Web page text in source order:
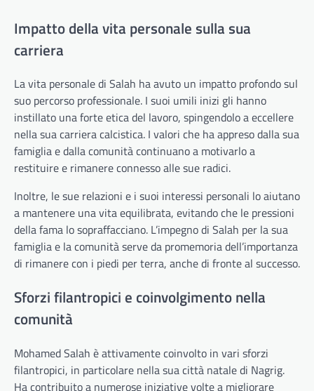
Impatto della vita personale sulla sua
carriera
La vita personale di Salah ha avuto un impatto profondo sul
suo percorso professionale. I suoi umili inizi gli hanno
instillato una forte etica del lavoro, spingendolo a eccellere
nella sua carriera calcistica. I valori che ha appreso dalla sua
famiglia e dalla comunità continuano a motivarlo a
restituire e rimanere connesso alle sue radici.
Inoltre, le sue relazioni e i suoi interessi personali lo aiutano
a mantenere una vita equilibrata, evitando che le pressioni
della fama lo sopraffacciano. L’impegno di Salah per la sua
famiglia e la comunità serve da promemoria dell’importanza
di rimanere con i piedi per terra, anche di fronte al successo.
Sforzi filantropici e coinvolgimento nella
comunità
Mohamed Salah è attivamente coinvolto in vari sforzi
filantropici, in particolare nella sua città natale di Nagrig.
Ha contribuito a numerose iniziative volte a migliorare